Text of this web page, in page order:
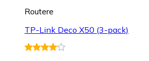
Routere
TP-Link Deco X50 (3-pack)